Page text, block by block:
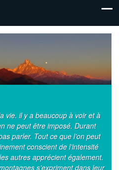
vie. il y a beaucoup à voir et à
ne peut être imposé. Durant
parler. Tout ce que l’on peut
conscient de l’intensité
autres apprécient également.
s’expriment dans leur